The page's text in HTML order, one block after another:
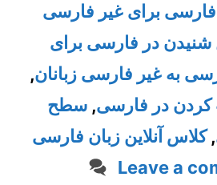
فارسی برای غیر فارسی
شنیدن در فارسی برای
به غیر فارسی زبانان,
در فارسی,سطح
,کلاس آنلاین زبان فارسی
Leave a